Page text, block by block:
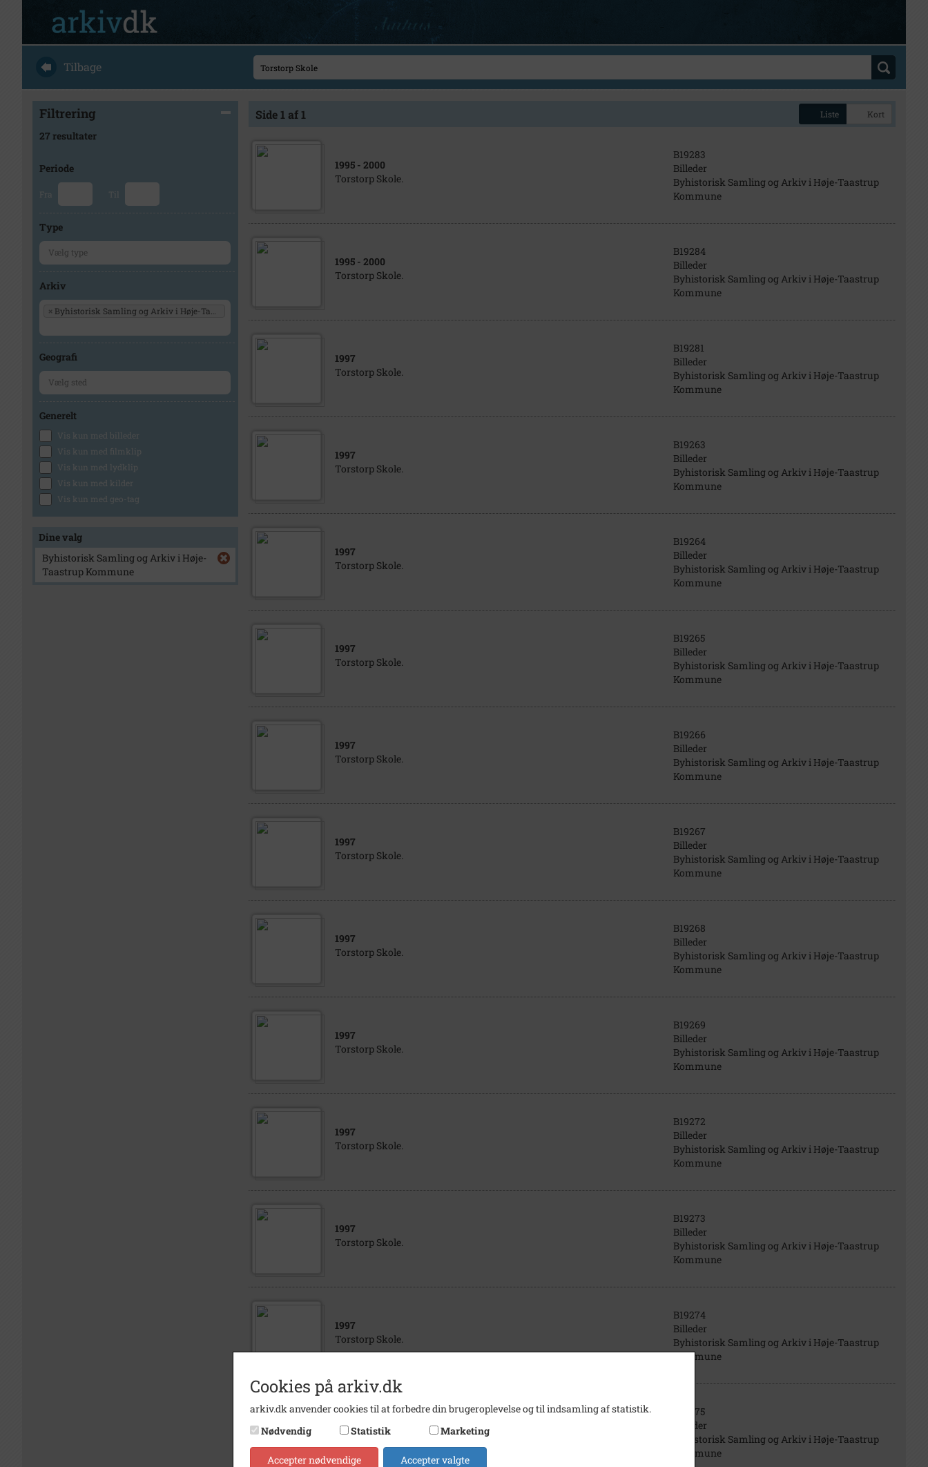
Tilbage
Filtrering
27 resultater
Periode
Fra Til
Type
Arkiv
× Byhistorisk Samling og Arkiv i Høje-Taastrup Kommune
Geografi
Generelt
Vis kun med billeder
Vis kun med filmklip
Vis kun med lydklip
Vis kun med kilder
Vis kun med geo-tag
Dine valg
Byhistorisk Samling og Arkiv i Høje-
Taastrup Kommune
Side 1 af 1 Liste Kort
1995 - 2000
Torstorp Skole.
B19283
Billeder
Byhistorisk Samling og Arkiv i Høje-Taastrup
Kommune
1995 - 2000
Torstorp Skole.
B19284
Billeder
Byhistorisk Samling og Arkiv i Høje-Taastrup
Kommune
1997
Torstorp Skole.
B19281
Billeder
Byhistorisk Samling og Arkiv i Høje-Taastrup
Kommune
1997
Torstorp Skole.
B19263
Billeder
Byhistorisk Samling og Arkiv i Høje-Taastrup
Kommune
1997
Torstorp Skole.
B19264
Billeder
Byhistorisk Samling og Arkiv i Høje-Taastrup
Kommune
1997
Torstorp Skole.
B19265
Billeder
Byhistorisk Samling og Arkiv i Høje-Taastrup
Kommune
1997
Torstorp Skole.
B19266
Billeder
Byhistorisk Samling og Arkiv i Høje-Taastrup
Kommune
1997
Torstorp Skole.
B19267
Billeder
Byhistorisk Samling og Arkiv i Høje-Taastrup
Kommune
1997
Torstorp Skole.
B19268
Billeder
Byhistorisk Samling og Arkiv i Høje-Taastrup
Kommune
1997
Torstorp Skole.
B19269
Billeder
Byhistorisk Samling og Arkiv i Høje-Taastrup
Kommune
1997
Torstorp Skole.
B19272
Billeder
Byhistorisk Samling og Arkiv i Høje-Taastrup
Kommune
1997
Torstorp Skole.
B19273
Billeder
Byhistorisk Samling og Arkiv i Høje-Taastrup
Kommune
1997
Torstorp Skole.
B19274
Billeder
Byhistorisk Samling og Arkiv i Høje-Taastrup
Kommune
Torstorp Skole.
B19275
Billeder
Byhistorisk Samling og Arkiv i Høje-Taastrup
Kommune
Cookies på arkiv.dk
arkiv.dk anvender cookies til at forbedre din brugeroplevelse og til indsamling af statistik.
Nødvendig
Statistik Marketing
Accepter nødvendige Accepter valgte